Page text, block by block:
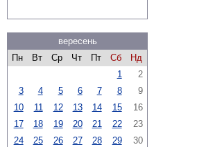
вересень
Пн
Вт Ср Чт Пт Сб
Нд
1
2
3
4 5 6 7 8
9
10
11 12 13 14 15
16
17
18 19 20 21 22
23
24
25 26 27 28 29 30